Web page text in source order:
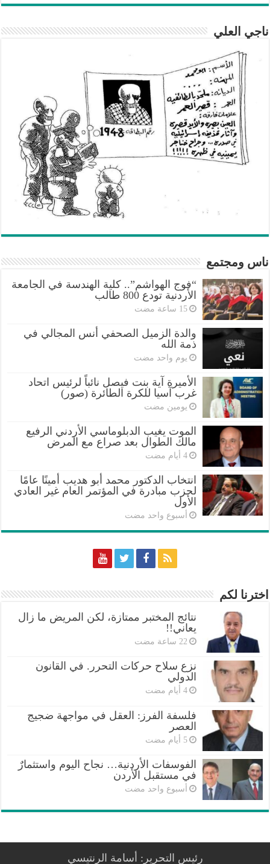
ناجي العلي
ناس ومجتمع
“فوج الهواشم”.. كلية الهندسة في الجامعة
الأردنية تودع 800 طالب
‏15 ساعة مضت
والدة الزميل الصحفي أنس المجالي في
ذمة الله
‏يوم واحد مضت
الأميرة آية بنت فيصل نائباً لرئيس اتحاد
غرب آسيا للكرة الطائرة (صور)
‏يومين مضت
الموت يغيب الدبلوماسي الأردني الرفيع
مالك الطوال بعد صراع مع المرض
‏4 أيام مضت
انتخاب الدكتور محمد أبو هديب أمينًا عامًا
لحزب مبادرة في المؤتمر العام غير العادي
الأول
‏أسبوع واحد مضت
اخترنا لكم
نتائج المختبر ممتازة، لكن المريض ما زال
يعاني!!
نزع سلاح حركات التحرر. في القانون
الدولي
‏4 أيام مضت
فلسفة الفرز: العقل في مواجهة ضجيج
العصر
‏5 أيام مضت
الفوسفات الأردنية… نجاح اليوم واستثمارٌ
في مستقبل الأردن
‏أسبوع واحد مضت
رئيس التحرير: أسامة الرنتيسي